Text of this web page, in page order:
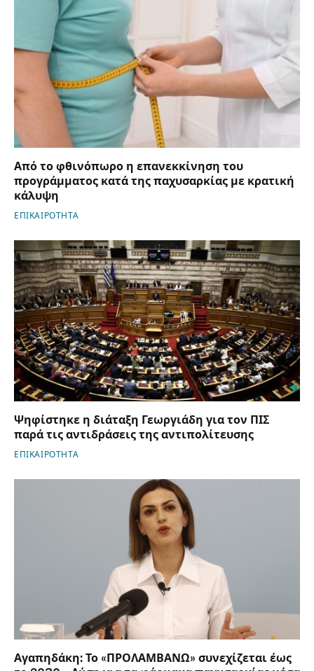
Από το φθινόπωρο η επανεκκίνηση του
προγράμματος κατά της παχυσαρκίας με κρατική
κάλυψη
ΕΠΙΚΑΙΡΟΤΗΤΑ
Ψηφίστηκε η διάταξη Γεωργιάδη για τον ΠΙΣ
παρά τις αντιδράσεις της αντιπολίτευσης
ΕΠΙΚΑΙΡΟΤΗΤΑ
Αγαπηδάκη: Το «ΠΡΟΛΑΜΒΑΝΩ» συνεχίζεται έως